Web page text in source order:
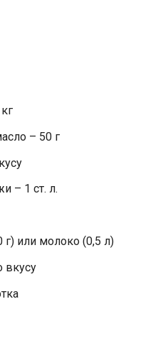
– 50 г
– 1 ст. л.
г) или молоко (0,5 л)
вкусу